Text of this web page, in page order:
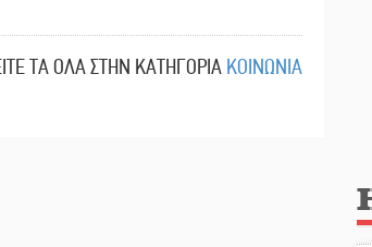
ΤΑ ΟΛΑ ΣΤΗΝ ΚΑΤΗΓΟΡΙΑ ΚΟΙΝΩΝΙΑ